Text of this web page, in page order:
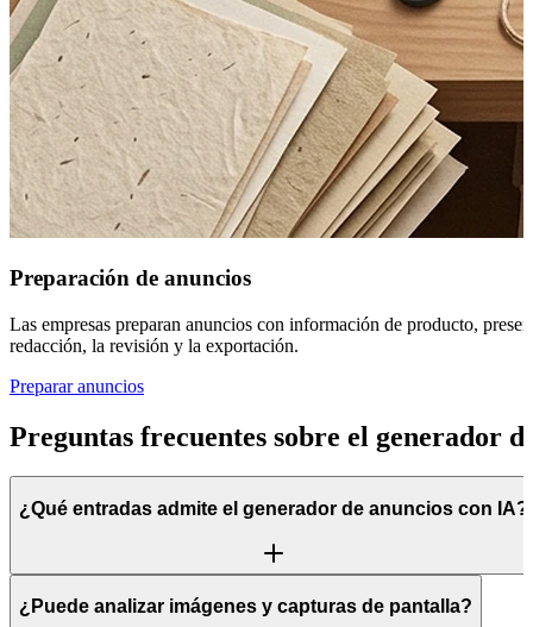
Preparación de anuncios
Las empresas preparan anuncios con información de producto,
redacción, la revisión y la exportación.
Preparar anuncios
Preguntas frecuentes sobre el generador
¿Qué entradas admite el generador de anuncios con IA?
¿Puede analizar imágenes y capturas de pantalla?